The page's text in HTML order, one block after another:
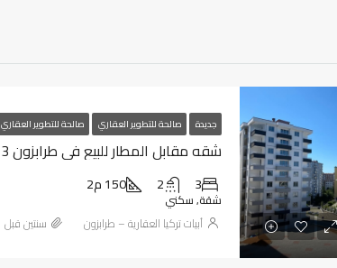
جديدة صالحة للتطوير العقاري صالحة للتطوير العقاري
شقه مقابل المطار للبيع في طرابزون 3+1
3
2 150 م2
شقة, سكني
أبيات تركيا العقارية – طرابزون ‏سنتين قبل